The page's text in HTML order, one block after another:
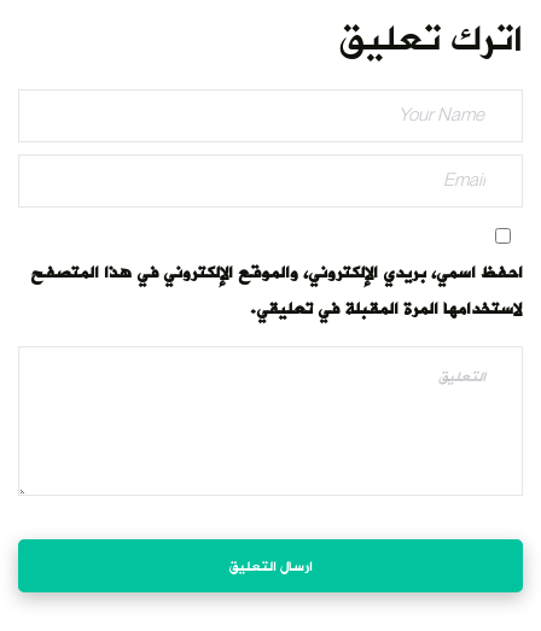
اترك تعليق
احفظ اسمي، بريدي الإلكتروني، والموقع الإلكتروني في هذا المتصفح
لاستخدامها المرة المقبلة في تعليقي.